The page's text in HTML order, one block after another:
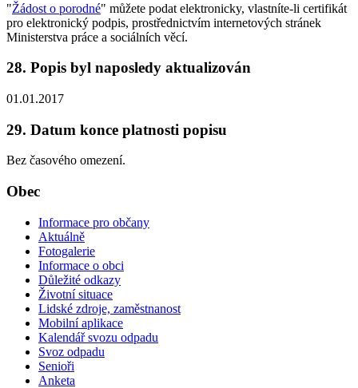
"Žádost o porodné" můžete podat elektronicky, vlastníte-li certifikát
pro elektronický podpis, prostřednictvím internetových stránek
Ministerstva práce a sociálních věcí.
28. Popis byl naposledy aktualizován
01.01.2017
29. Datum konce platnosti popisu
Bez časového omezení.
Obec
Informace pro občany
Aktuálně
Fotogalerie
Informace o obci
Důležité odkazy
Životní situace
Lidské zdroje, zaměstnanost
Mobilní aplikace
Kalendář svozu odpadu
Svoz odpadu
Senioři
Anketa